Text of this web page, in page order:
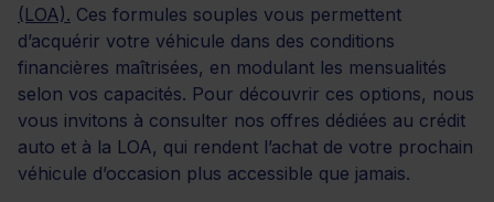
(LOA). Ces formules souples vous permettent
d’acquérir votre véhicule dans des conditions
financières maîtrisées, en modulant les mensualités
selon vos capacités. Pour découvrir ces options, nous
vous invitons à consulter nos offres dédiées au crédit
auto et à la LOA, qui rendent l’achat de votre prochain
véhicule d’occasion plus accessible que jamais.